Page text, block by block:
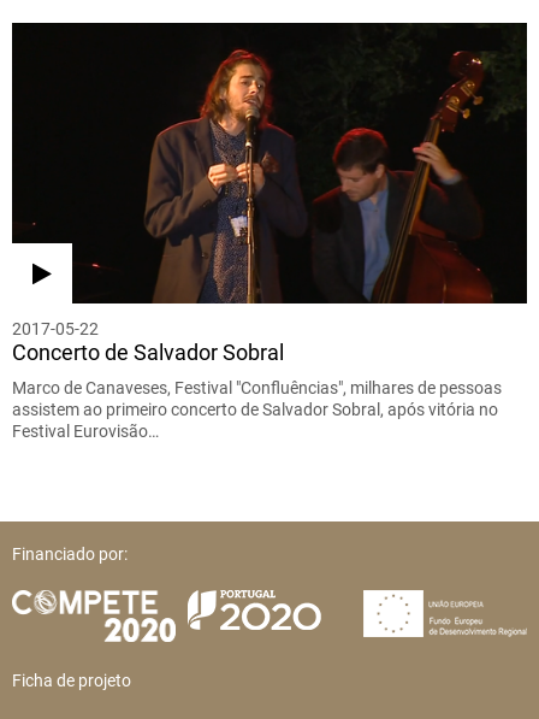
2017-05-22
Concerto de Salvador Sobral
Marco de Canaveses, Festival "Confluências", milhares de pessoas
assistem ao primeiro concerto de Salvador Sobral, após vitória no
Festival Eurovisão…
Financiado por:
Ficha de projeto